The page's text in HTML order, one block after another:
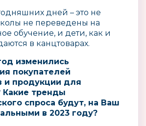
дней – это не
не переведены на
обучение, и дети, как и
в канцтоварах.
изменились
покупателей
и продукции для
Какие тренды
спроса будут, на Ваш
в 2023 году?